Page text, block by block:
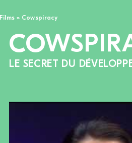
Films » Cowspiracy
LE SECRET DU